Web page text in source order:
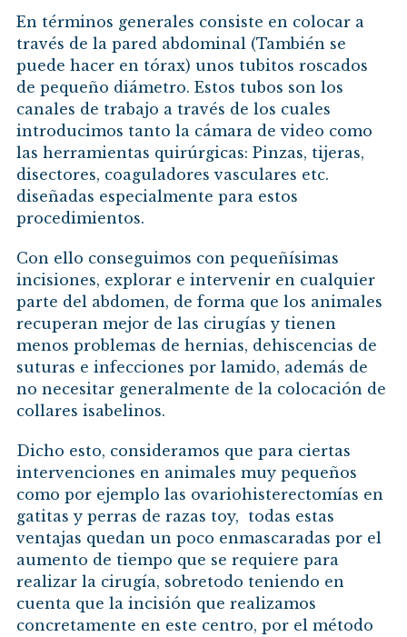
En términos generales consiste en colocar a
través de la pared abdominal (También se
puede hacer en tórax) unos tubitos roscados
de pequeño diámetro. Estos tubos son los
canales de trabajo a través de los cuales
introducimos tanto la cámara de video como
las herramientas quirúrgicas: Pinzas, tijeras,
disectores, coaguladores vasculares etc.
diseñadas especialmente para estos
procedimientos.
Con ello conseguimos con pequeñísimas
incisiones, explorar e intervenir en cualquier
parte del abdomen, de forma que los animales
recuperan mejor de las cirugías y tienen
menos problemas de hernias, dehiscencias de
suturas e infecciones por lamido, además de
no necesitar generalmente de la colocación de
collares isabelinos.
Dicho esto, consideramos que para ciertas
intervenciones en animales muy pequeños
como por ejemplo las ovariohisterectomías en
gatitas y perras de razas toy, todas estas
ventajas quedan un poco enmascaradas por el
aumento de tiempo que se requiere para
realizar la cirugía, sobretodo teniendo en
cuenta que la incisión que realizamos
concretamente en este centro, por el método